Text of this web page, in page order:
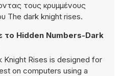
τους κρυμμένους
The dark knight rises.
το Hidden Numbers-Dark
Knight Rises is designed for
on computers using a